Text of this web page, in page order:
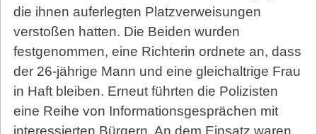
die ihnen auferlegten Platzverweisungen
verstoßen hatten. Die Beiden wurden
festgenommen, eine Richterin ordnete an, dass
der 26-jährige Mann und eine gleichaltrige Frau
in Haft bleiben. Erneut führten die Polizisten
eine Reihe von Informationsgesprächen mit
interessierten Bürgern. An dem Einsatz waren